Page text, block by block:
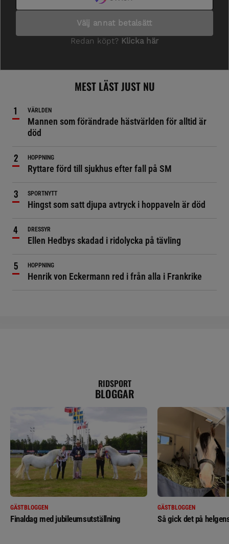
MEST LÄST JUST NU
VÄRLDEN
Mannen som förändrade hästvärlden för alltid är
död
HOPPNING
Ryttare förd till sjukhus efter fall på SM
SPORTNYTT
Hingst som satt djupa avtryck i hoppaveln är död
DRESSYR
Ellen Hedbys skadad i ridolycka på tävling
HOPPNING
Henrik von Eckermann red i från alla i Frankrike
RIDSPORT
BLOGGAR
GÄSTBLOGGEN
Finaldag med jubileumsutställning
GÄSTBLOGGEN
Så gick det på